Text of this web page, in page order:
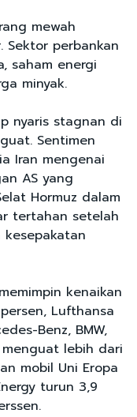
mewah
perbankan
saham energi
minyak.
nyaris stagnan di
Sentimen
Iran mengenai
AS yang
Hormuz dalam
tertahan setelah
kenaikan
Lufthansa
Benz, BMW,
lebih dari
mobil Uni Eropa
turun 3,9